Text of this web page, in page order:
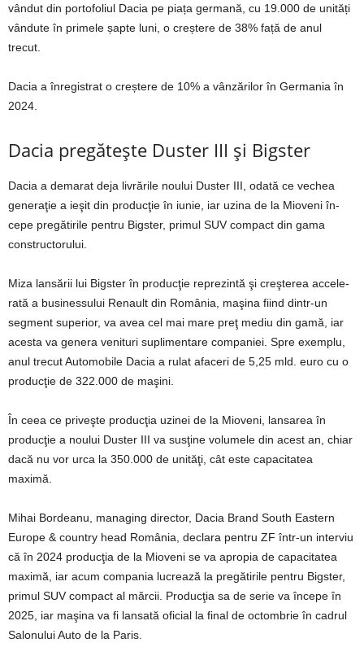
vândut din portofoliul Dacia pe piața germană, cu 19.000 de unități
vândute în primele șapte luni, o creștere de 38% față de anul
trecut.
Dacia a înregistrat o creștere de 10% a vânzărilor în Germania în
2024.
Dacia pregătește Duster III și Bigster
Dacia a demarat deja livrările nou­lui Duster III, odată ce vechea
generaţie a ieşit din producţie în iunie, iar uzina de la Mioveni în­
cepe pregătirile pen­tru Bigster, primul SUV compact din gama
constructorului.
Miza lansării lui Bigster în producţie re­prezintă şi creşterea acce­le­
rată a businessului Renault din România, maşina fiind dintr-un
segment superior, va avea cel mai mare preţ mediu din gamă, iar
acesta va genera venituri suplimentare companiei. Spre exemplu,
anul trecut Automobile Dacia a rulat afaceri de 5,25 mld. euro cu o
producţie de 322.000 de maşini.
În ceea ce priveşte producţia uzinei de la Mioveni, lansarea în
producţie a noului Duster III va susţine volumele din acest an, chiar
dacă nu vor urca la 350.000 de unităţi, cât este ca­pacitatea
maximă.
Mihai Bordeanu, mana­ging director, Dacia Brand South Eastern
Europe & country head România, declara pentru ZF într-un interviu
că în 2024 producţia de la Mioveni se va apropia de capacitatea
maximă, iar acum compania lucrează la pregătirile pentru Bigster,
primul SUV compact al mărcii. Producţia sa de serie va începe în
2025, iar maşina va fi lansată oficial la final de octombrie în cadrul
Salonului Auto de la Paris.